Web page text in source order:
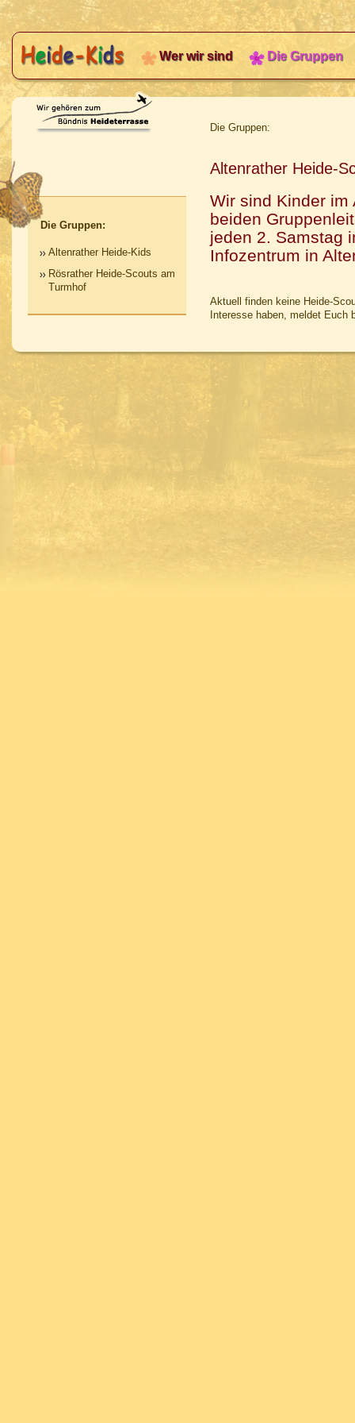
Wer wir sind Die Gruppen
Die Gruppen:
Altenrather Heide-Kids
Rösrather Heide-Scouts am
Turmhof
Die Gruppen:
Altenrather Heide-
Wir sind Kinder im
beiden
jeden 2. Samstag
Infozentrum in
Aktuell finden keine Heide-
Interesse haben, meldet Euch